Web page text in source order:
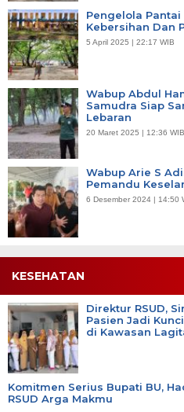
Pengelola
Kebersihan Dan
5 April 2025 | 22:17 WIB
Wabup Abdul
Samudra Siap
Lebaran
20 Maret 2025 | 12:36 WIB
Wabup Arie S
Pemandu
6 Desember 2024 | 14:50
KESEHATAN
Direktur RSUD,
Pasien Jadi
di Kawasan
Komitmen Serius Bupati BU,
RSUD Arga Makmu